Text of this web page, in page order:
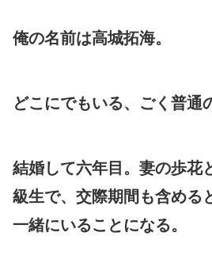
俺の名前は高城拓海。
どこにでもいる、ごく普通
結婚して六年目。妻の歩花
級生で、交際期間も含める
一緒にいることになる。